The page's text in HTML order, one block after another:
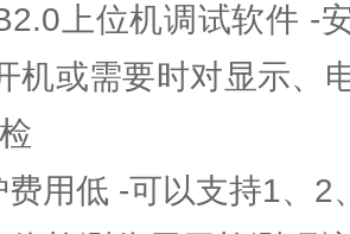
上位机调试软件 -安
机或需要时对显示、
低 -可以支持1、2